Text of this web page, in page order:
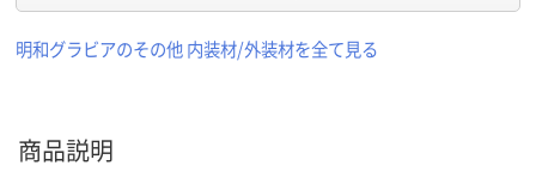
明和グラビアのその他 内装材/外装材を全て見る
商品説明